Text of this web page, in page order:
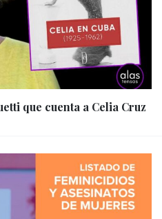
que cuenta a Celia Cruz